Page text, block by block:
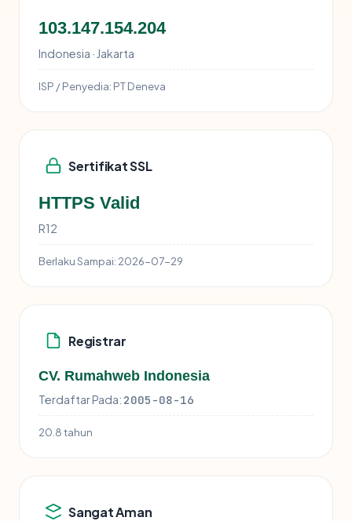
103.147.154.204
Indonesia · Jakarta
ISP / Penyedia: PT Deneva
Sertifikat SSL
HTTPS Valid
R12
Berlaku Sampai: 2026-07-29
Registrar
CV. Rumahweb Indonesia
Terdaftar Pada: 2005-08-16
20.8 tahun
Sangat Aman